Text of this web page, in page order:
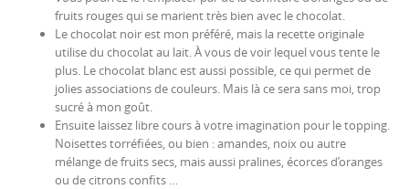
fruits rouges qui se marient très bien avec le chocolat.
Le chocolat noir est mon préféré, mais la recette originale
utilise du chocolat au lait. À vous de voir lequel vous tente le
plus. Le chocolat blanc est aussi possible, ce qui permet de
jolies associations de couleurs. Mais là ce sera sans moi, trop
sucré à mon goût.
Ensuite laissez libre cours à votre imagination pour le topping.
Noisettes torréfiées, ou bien : amandes, noix ou autre
mélange de fruits secs, mais aussi pralines, écorces d’oranges
ou de citrons confits …